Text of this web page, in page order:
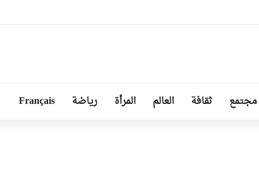
تطوعية كبرى لتنظيف مختلف المندوبيات
مجتمع ثقافة العالم المرأة رياضة Français